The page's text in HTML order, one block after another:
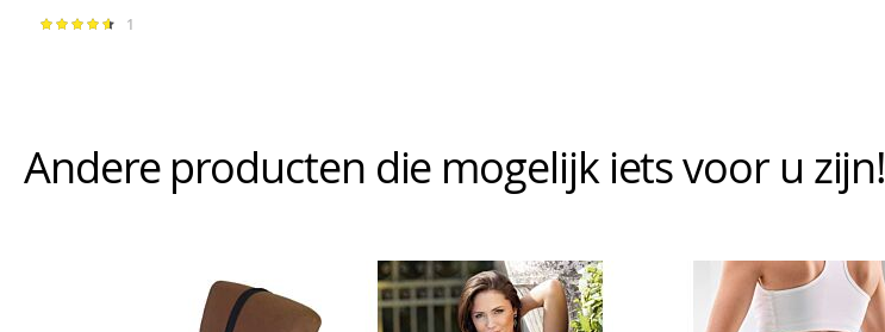
Waardering:1
Andere producten die mogelijk iets voor u zijn!